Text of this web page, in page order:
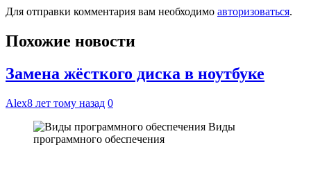
Для отправки комментария вам необходимо авторизоваться.
Похожие новости
Замена жёсткого диска в ноутбуке
Alex8 лет тому назад 0
Виды
программного обеспечения